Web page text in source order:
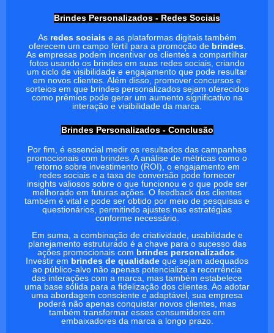
Brindes Personalizados - Redes Sociais
As redes sociaise as plataformas digitais também
oferecem um campo fértil para a promoção de brindes.
As empresas podem incentivar os clientes a compartilhar
fotos usando os brindes em suas redes sociais, criando
um ciclo de visibilidade e engajamento que pode resultar
em novos clientes. Além disso, promover concursos e
sorteios em que brindes personalizados sejam oferecidos
como prêmios pode gerar um aumento significativo na
interação e visibilidade da marca.
Brindes Personalizados - Conclusão
Por fim, é essencial medir os resultados das campanhas
promocionais com brindes. A análise de métricas como o
retorno sobre investimento (ROI), o engajamento em
redes sociais e a taxa de conversão pode fornecer
insights valiosos sobre o que funcionou e o que pode ser
melhorado em futuras ações. O feedback dos clientes
também é vital e pode ser obtido por meio de pesquisas e
questionários, permitindo ajustes nas estratégias
conforme necessário.
Em suma, a combinação de criatividade, usabilidade e
planejamento estruturado é a chave para o sucesso das
ações promocionais com brindes personalizados.
Investir em brindes de qualidade que sejam adequados
ao público-alvo não apenas potencializa a recorrência
das interações com a marca, mas também estabelece
uma base sólida para a fidelização dos clientes. Ao adotar
uma abordagem consciente e adaptável, sua empresa
poderá não apenas conquistar novos clientes, mas
também transformar esses consumidores em
embaixadores da marca a longo prazo.